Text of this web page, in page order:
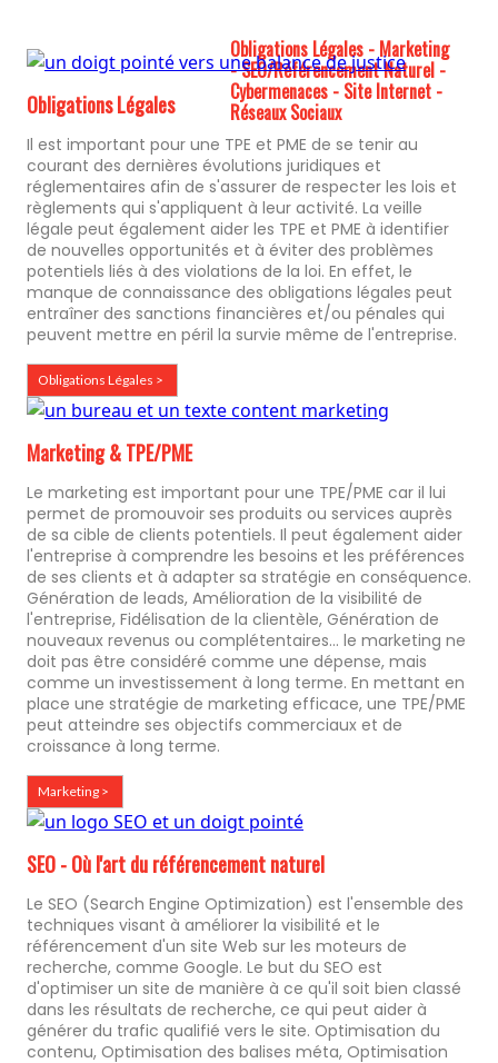
Obligations Légales - Marketing
- SEO/Référencement Naturel -
Cybermenaces - Site Internet -
Réseaux Sociaux
Obligations Légales
Il est important pour une TPE et PME de se tenir au
courant des dernières évolutions juridiques et
réglementaires afin de s'assurer de respecter les lois et
règlements qui s'appliquent à leur activité. La veille
légale peut également aider les TPE et PME à identifier
de nouvelles opportunités et à éviter des problèmes
potentiels liés à des violations de la loi. En effet, le
manque de connaissance des obligations légales peut
entraîner des sanctions financières et/ou pénales qui
peuvent mettre en péril la survie même de l'entreprise.
Obligations Légales >
Marketing & TPE/PME
Le marketing est important pour une TPE/PME car il lui
permet de promouvoir ses produits ou services auprès
de sa cible de clients potentiels. Il peut également aider
l'entreprise à comprendre les besoins et les préférences
de ses clients et à adapter sa stratégie en conséquence.
Génération de leads, Amélioration de la visibilité de
l'entreprise, Fidélisation de la clientèle, Génération de
nouveaux revenus ou complétentaires... le marketing ne
doit pas être considéré comme une dépense, mais
comme un investissement à long terme. En mettant en
place une stratégie de marketing efficace, une TPE/PME
peut atteindre ses objectifs commerciaux et de
croissance à long terme.
Marketing >
SEO - Où l'art du référencement naturel
Le SEO (Search Engine Optimization) est l'ensemble des
techniques visant à améliorer la visibilité et le
référencement d'un site Web sur les moteurs de
recherche, comme Google. Le but du SEO est
d'optimiser un site de manière à ce qu'il soit bien classé
dans les résultats de recherche, ce qui peut aider à
générer du trafic qualifié vers le site. Optimisation du
contenu, Optimisation des balises méta, Optimisation